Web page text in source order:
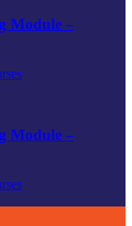
Module –
Module –